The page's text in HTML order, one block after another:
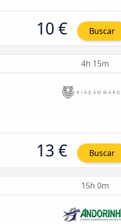
10 € Buscar
4h 15m
13 € Buscar
15h 0m